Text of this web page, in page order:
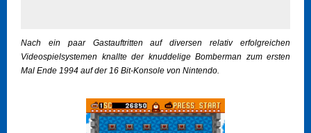
Nach ein paar Gastauftritten auf diversen relativ erfolgreichen
Videospielsystemen knallte der knuddelige Bomberman zum ersten
Mal Ende 1994 auf der 16 Bit-Konsole von Nintendo.